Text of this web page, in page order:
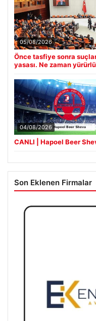
05/08/2026
Önce tasfiye sonra
yasası. Ne zaman
04/08/2026
CANLI | Hapoel Beer
Son Eklenen Firmalar